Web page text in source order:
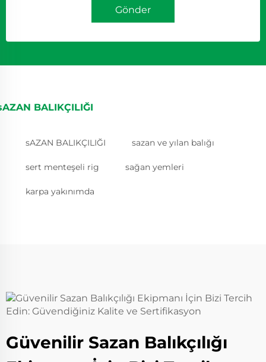
Gönder
BALIKÇILIĞI
sAZAN BALIKÇILIĞI sazan ve yılan balığı
sert menteşeli rig sağan yemleri
karpa yakınımda
Güvenilir Sazan Balıkçılığı